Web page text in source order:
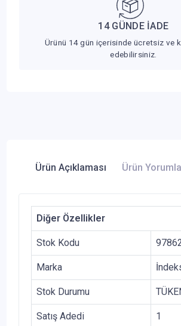
14 GÜNDE İADE
Ürünü 14 gün içerisinde ücretsiz ve
edebilirsiniz.
Ürün Açıklaması Ürün
Diğer Özellikler
Stok Kodu
Marka
Stok Durumu
Satış Adedi 1